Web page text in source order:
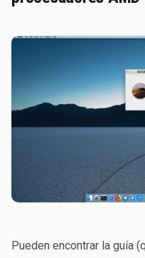
Pueden encontrar la guía